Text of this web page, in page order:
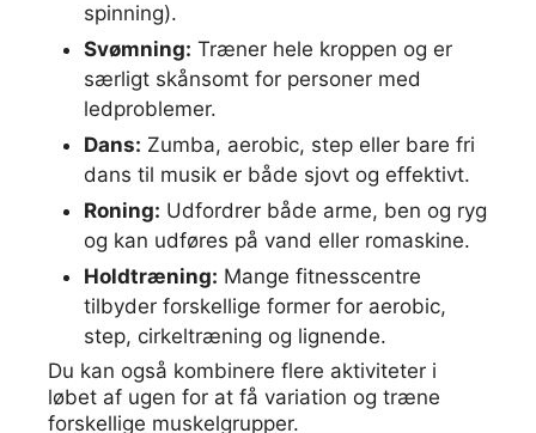
spinning).
Svømning: Træner hele kroppen og er
særligt skånsomt for personer med
ledproblemer.
Dans: Zumba, aerobic, step eller bare fri
dans til musik er både sjovt og effektivt.
Roning: Udfordrer både arme, ben og ryg
og kan udføres på vand eller romaskine.
Holdtræning: Mange fitnesscentre
tilbyder forskellige former for aerobic,
step, cirkeltræning og lignende.
Du kan også kombinere flere aktiviteter i
løbet af ugen for at få variation og træne
forskellige muskelgrupper.